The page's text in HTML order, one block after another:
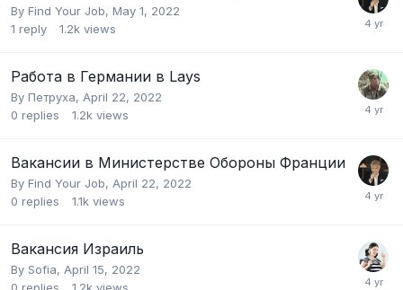
By Find Your Job, May 1, 2022
1 reply 1.2k views
Работа в Германии в Lays
By Петруха, April 22, 2022
0 replies 1.2k views
Вакансии в Министерстве Обороны Франции
By Find Your Job, April 22, 2022
0 replies 1.1k views
Вакансия Израиль
By Sofia, April 15, 2022
0 replies 1.2k views